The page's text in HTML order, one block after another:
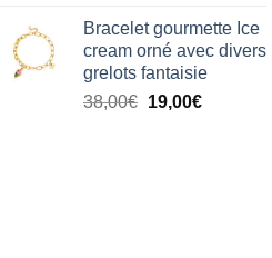
initial
était :
38,00€.
actuel
est :
19,00€.
Bracelet gourmette Ice
cream orné avec divers
grelots fantaisie
38,00€ Le
19,00€Le